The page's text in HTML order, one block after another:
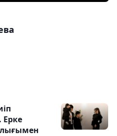
Ерке